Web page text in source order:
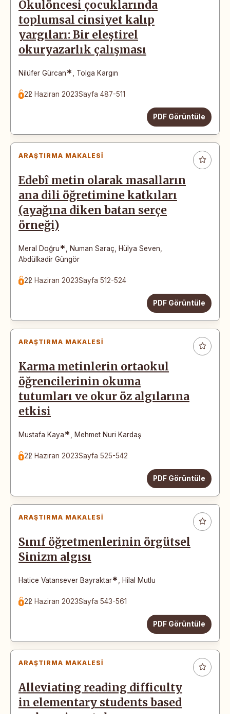
Okulöncesi çocuklarında
toplumsal cinsiyet kalıp
yargıları: Bir eleştirel
okuryazarlık çalışması
Nilüfer Gürcan* Tolga Kargın
22 Haziran 2023Sayfa 487-511
PDF Görüntüle
ARAŞTIRMA MAKALESI
Edebî metin olarak masalların
ana dili öğretimine katkıları
(ayağına diken batan serçe
örneği)
Meral Doğru* Numan Saraç Hülya Seven
Abdülkadir Güngör
22 Haziran 2023Sayfa 512-524
PDF Görüntüle
ARAŞTIRMA MAKALESI
Karma metinlerin ortaokul
öğrencilerinin okuma
tutumları ve okur öz algılarına
etkisi
Mustafa Kaya* Mehmet Nuri Kardaş
22 Haziran 2023Sayfa 525-542
PDF Görüntüle
ARAŞTIRMA MAKALESI
Sınıf öğretmenlerinin örgütsel
Sinizm algısı
Hatice Vatansever Bayraktar* Hilal Mutlu
22 Haziran 2023Sayfa 543-561
PDF Görüntüle
ARAŞTIRMA MAKALESI
Alleviating reading difficulty
in elementary students based